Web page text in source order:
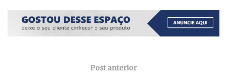
Post anterior